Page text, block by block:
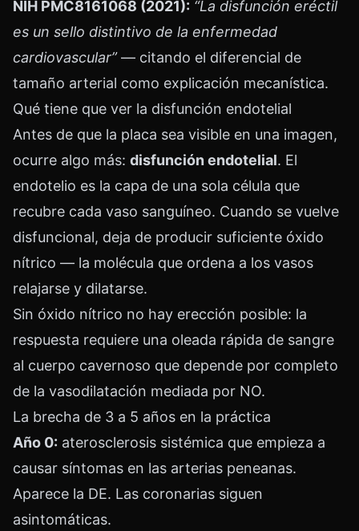
NIH PMC8161068 (2021): “La disfunción eréctil
es un sello distintivo de la enfermedad
cardiovascular”— citando el diferencial de
tamaño arterial como explicación mecanística.
Qué tiene que ver la disfunción endotelial
Antes de que la placa sea visible en una imagen,
ocurre algo más: disfunción endotelial. El
endotelio es la capa de una sola célula que
recubre cada vaso sanguíneo. Cuando se vuelve
disfuncional, deja de producir suficiente óxido
nítrico — la molécula que ordena a los vasos
relajarse y dilatarse.
Sin óxido nítrico no hay erección posible: la
respuesta requiere una oleada rápida de sangre
al cuerpo cavernoso que depende por completo
de la vasodilatación mediada por NO.
La brecha de 3 a 5 años en la práctica
Año 0: aterosclerosis sistémica que empieza a
causar síntomas en las arterias peneanas.
Aparece la DE. Las coronarias siguen
asintomáticas.